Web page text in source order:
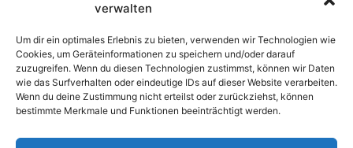
verwalten
Um dir ein optimales Erlebnis zu bieten, verwenden wir Technologien wie
Cookies, um Geräteinformationen zu speichern und/oder darauf
zuzugreifen. Wenn du diesen Technologien zustimmst, können wir Daten
wie das Surfverhalten oder eindeutige IDs auf dieser Website verarbeiten.
Wenn du deine Zustimmung nicht erteilst oder zurückziehst, können
bestimmte Merkmale und Funktionen beeinträchtigt werden.